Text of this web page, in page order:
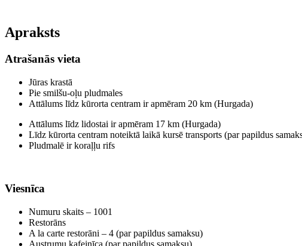
Apraksts
Atrašanās vieta
Jūras krastā
Pie smilšu-oļu pludmales
Attālums līdz kūrorta centram ir apmēram 20 km (Hurgada)
Attālums līdz lidostai ir apmēram 17 km (Hurgada)
Līdz kūrorta centram noteiktā laikā kursē transports (par papildus
Pludmalē ir koraļļu rifs
Viesnīca
Numuru skaits – 1001
Restorāns
A la carte restorāni – 4 (par papildus samaksu)